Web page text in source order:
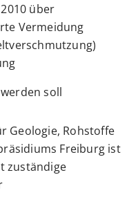
über
Vermeidung
soll.
Geologie, Rohstoffe
Freiburg ist
zuständige